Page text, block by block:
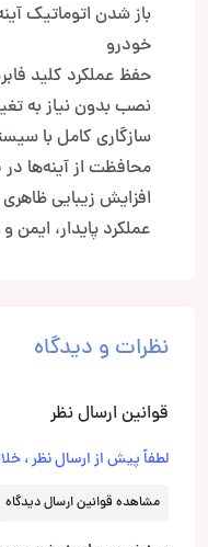
باز شدن اتوماتیک
خودرو
حفظ عملکرد کلید
نصب بدون نیاز به
سازگاری کامل با
محافظت از آینه‌ها در
افزایش زیبایی
عملکرد پایدار،
نظرات و دیدگاه
قوانین ارسال نظر
لطفاً پیش از ارسال نظر ،
مشاهده قوانین ارسال دیدگاه